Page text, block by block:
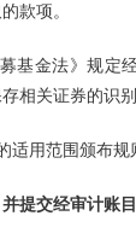
款项。
基金法》规定
相关证券的识别
适用范围颁布规
提交经审计账